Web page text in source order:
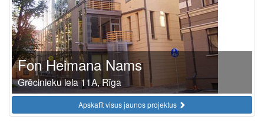
Fon Heimana Nams
Grēcinieku iela 11A, Rīga
Apskatīt visus jaunos projektus